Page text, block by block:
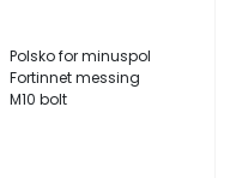
Polsko for minuspol
Fortinnet messing
M10 bolt